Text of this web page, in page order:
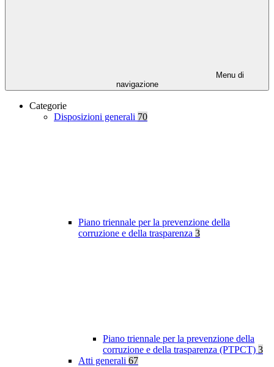
Menu di
navigazione
Categorie
Disposizioni generali 70
Piano triennale per la prevenzione della
corruzione e della trasparenza 3
Piano triennale per la prevenzione della
corruzione e della trasparenza (PTPCT) 3
Atti generali 67